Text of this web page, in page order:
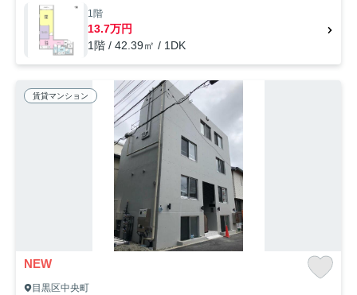
ことなら是非当社にお任せ下さい。
1階
13.7万円
1階 / 42.39㎡ / 1DK
賃貸マンション
NEW
目黒区中央町